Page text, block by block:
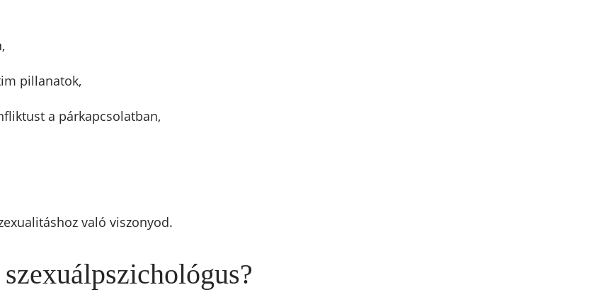
pillanatok,
a párkapcsolatban,
való viszonyod.